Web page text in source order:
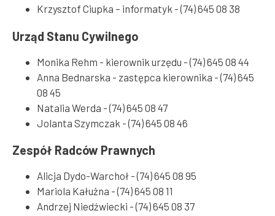
Krzysztof Ciupka – informatyk - (74) 645 08 38
Urząd Stanu Cywilnego
Monika Rehm - kierownik urzędu - (74) 645 08 44
Anna Bednarska - zastępca kierownika - (74) 645
08 45
Natalia Werda - (74) 645 08 47
Jolanta Szymczak - (74) 645 08 46
Zespół Radców Prawnych
Alicja Dydo-Warchoł - (74) 645 08 95
Mariola Kałużna - (74) 645 08 11
Andrzej Niedźwiecki - (74) 645 08 37